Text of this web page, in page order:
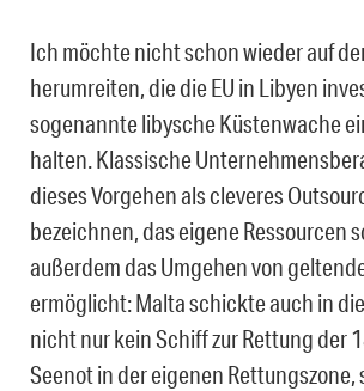
Ich möchte nicht schon wieder auf
herumreiten, die die EU in Libyen
sogenannte libysche Küstenwache
halten. Klassische
dieses Vorgehen als cleveres
bezeichnen, das eigene Ressourcen
außerdem das Umgehen von
ermöglicht: Malta schickte auch in
nicht nur kein Schiff zur Rettung der
Seenot in der eigenen Rettungszone,